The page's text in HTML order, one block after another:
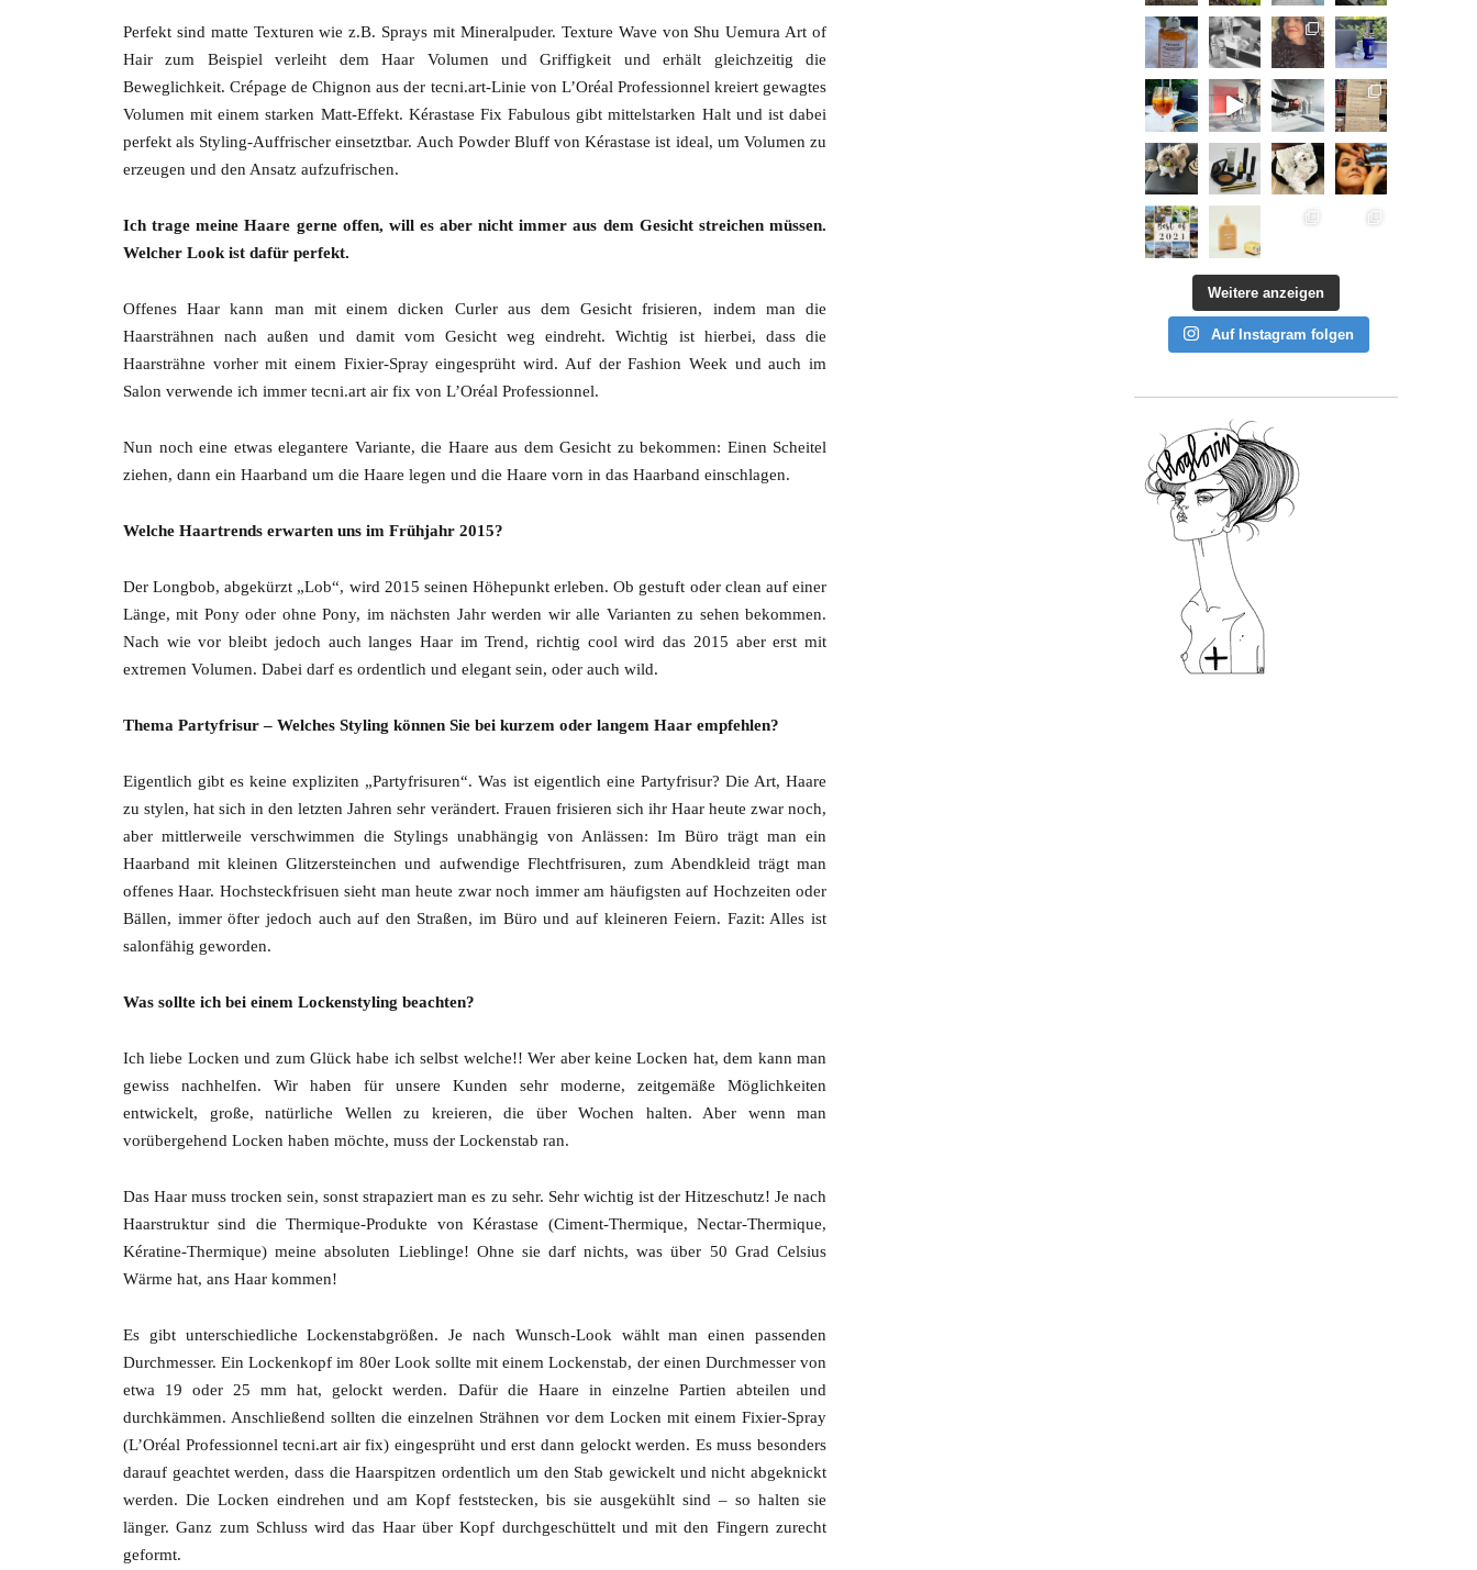
Perfekt sind matte Texturen wie z.B. Sprays mit Mineralpuder. Texture Wave von Shu Uemura Art of
Hair zum Beispiel verleiht dem Haar Volumen und Griffigkeit und erhält gleichzeitig die
Beweglichkeit. Crépage de Chignon aus der tecni.art-Linie von L’Oréal Professionnel kreiert gewagtes
Volumen mit einem starken Matt-Effekt. Kérastase Fix Fabulous gibt mittelstarken Halt und ist dabei
perfekt als Styling-Auffrischer einsetztbar. Auch Powder Bluff von Kérastase ist ideal, um Volumen zu
erzeugen und den Ansatz aufzufrischen.
Ich trage meine Haare gerne offen, will es aber nicht immer aus dem Gesicht streichen müssen.
Welcher Look ist dafür perfekt.
Offenes Haar kann man mit einem dicken Curler aus dem Gesicht frisieren, indem man die
Haarsträhnen nach außen und damit vom Gesicht weg eindreht. Wichtig ist hierbei, dass die
Haarsträhne vorher mit einem Fixier-Spray eingesprüht wird. Auf der Fashion Week und auch im
Salon verwende ich immer tecni.art air fix von L’Oréal Professionnel.
Nun noch eine etwas elegantere Variante, die Haare aus dem Gesicht zu bekommen: Einen Scheitel
ziehen, dann ein Haarband um die Haare legen und die Haare vorn in das Haarband einschlagen.
Welche Haartrends erwarten uns im Frühjahr 2015?
Der Longbob, abgekürzt „Lob“, wird 2015 seinen Höhepunkt erleben. Ob gestuft oder clean auf einer
Länge, mit Pony oder ohne Pony, im nächsten Jahr werden wir alle Varianten zu sehen bekommen.
Nach wie vor bleibt jedoch auch langes Haar im Trend, richtig cool wird das 2015 aber erst mit
extremen Volumen. Dabei darf es ordentlich und elegant sein, oder auch wild.
Thema Partyfrisur – Welches Styling können Sie bei kurzem oder langem Haar empfehlen?
Eigentlich gibt es keine expliziten „Partyfrisuren“. Was ist eigentlich eine Partyfrisur? Die Art, Haare
zu stylen, hat sich in den letzten Jahren sehr verändert. Frauen frisieren sich ihr Haar heute zwar noch,
aber mittlerweile verschwimmen die Stylings unabhängig von Anlässen: Im Büro trägt man ein
Haarband mit kleinen Glitzersteinchen und aufwendige Flechtfrisuren, zum Abendkleid trägt man
offenes Haar. Hochsteckfrisuen sieht man heute zwar noch immer am häufigsten auf Hochzeiten oder
Bällen, immer öfter jedoch auch auf den Straßen, im Büro und auf kleineren Feiern. Fazit: Alles ist
salonfähig geworden.
Was sollte ich bei einem Lockenstyling beachten?
Ich liebe Locken und zum Glück habe ich selbst welche!! Wer aber keine Locken hat, dem kann man
gewiss nachhelfen. Wir haben für unsere Kunden sehr moderne, zeitgemäße Möglichkeiten
entwickelt, große, natürliche Wellen zu kreieren, die über Wochen halten. Aber wenn man
vorübergehend Locken haben möchte, muss der Lockenstab ran.
Das Haar muss trocken sein, sonst strapaziert man es zu sehr. Sehr wichtig ist der Hitzeschutz! Je nach
Haarstruktur sind die Thermique-Produkte von Kérastase (Ciment-Thermique, Nectar-Thermique,
Kératine-Thermique) meine absoluten Lieblinge! Ohne sie darf nichts, was über 50 Grad Celsius
Wärme hat, ans Haar kommen!
Es gibt unterschiedliche Lockenstabgrößen. Je nach Wunsch-Look wählt man einen passenden
Durchmesser. Ein Lockenkopf im 80er Look sollte mit einem Lockenstab, der einen Durchmesser von
etwa 19 oder 25 mm hat, gelockt werden. Dafür die Haare in einzelne Partien abteilen und
durchkämmen. Anschließend sollten die einzelnen Strähnen vor dem Locken mit einem Fixier-Spray
(L’Oréal Professionnel tecni.art air fix) eingesprüht und erst dann gelockt werden. Es muss besonders
darauf geachtet werden, dass die Haarspitzen ordentlich um den Stab gewickelt und nicht abgeknickt
werden. Die Locken eindrehen und am Kopf feststecken, bis sie ausgekühlt sind – so halten sie
länger. Ganz zum Schluss wird das Haar über Kopf durchgeschüttelt und mit den Fingern zurecht
geformt.
Weitere anzeigen
Auf Instagram folgen